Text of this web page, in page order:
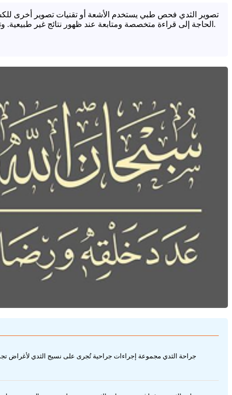
تصوير الثدي فحص طبي يستخدم الأشعة أو تقنيات تصوير أخرى
الحاجة إلى قراءة متخصصة ومتابعة عند ظهور نتائج غير طبيعية. وتكمن أهميته في أنه قد يساعد على اكتشاف المرض في مرحلة قابلة للعلاج، لكنه يحتاج إلى موازنة بين الفائدة والقلق والفحوص الإضافية.
جراحة الثدي مجموعة إجراءات جراحية تُجرى على نسيج الثدي لأغراض